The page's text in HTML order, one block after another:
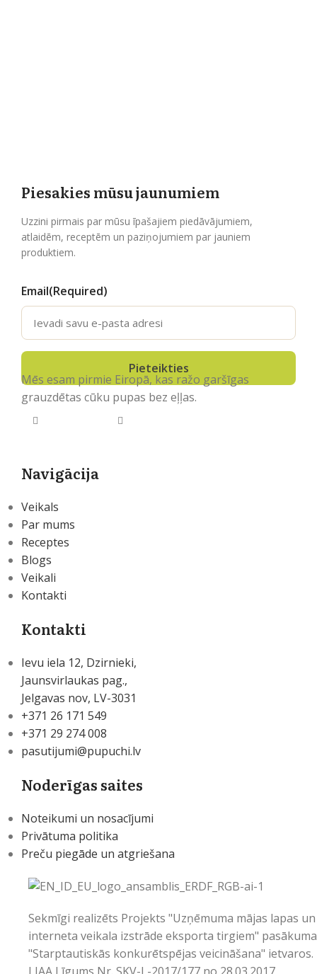
Piesakies mūsu jaunumiem
Uzzini pirmais par mūsu īpašajiem piedāvājumiem,
atlaidēm, receptēm un paziņojumiem par jauniem
produktiem.
Email(Required)
Mēs esam pirmie Eiropā, kas ražo garšīgas
grauzdētas cūku pupas bez eļļas.
Navigācija
Veikals
Par mums
Receptes
Blogs
Veikali
Kontakti
Kontakti
Ievu iela 12, Dzirnieki,
Jaunsvirlaukas pag.,
Jelgavas nov, LV-3031
+371 26 171 549
+371 29 274 008
pasutijumi@pupuchi.lv
Noderīgas saites
Noteikumi un nosacījumi
Privātuma politika
Preču piegāde un atgriešana
Sekmīgi realizēts Projekts "Uzņēmuma mājas lapas un
interneta veikala izstrāde eksporta tirgiem" pasākuma
"Starptautiskās konkurētspējas veicināšana" ietvaros.